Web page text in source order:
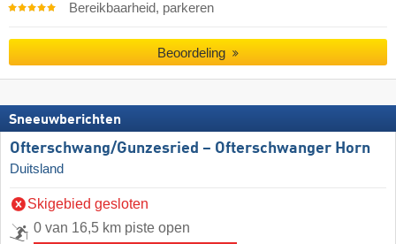
Bereikbaarheid, parkeren
Beoordeling
Sneeuwberichten
Ofterschwang/​Gunzesried – Ofterschwanger Horn
Duitsland
Skigebied gesloten
0 van 16,5 km piste open